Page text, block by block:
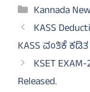
Categories
Kannada
KASS
KASS ವಂತಿಕೆ
KSET
Released.